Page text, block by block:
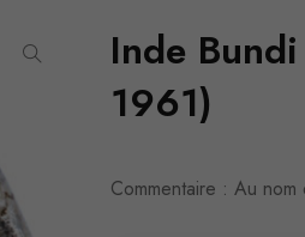
Inde
1961)
Commentaire : Au